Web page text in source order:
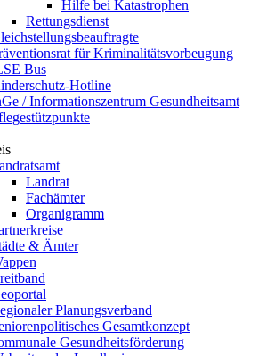
Hilfe bei Katastrophen
Rettungsdienst
für Kriminalitätsvorbeugung
Bus
Hotline
/ Informationszentrum Gesundheitsamt
Landrat
Fachämter
Organigramm
& Ämter
Planungsverband
Gesamtkonzept
Gesundheitsförderung